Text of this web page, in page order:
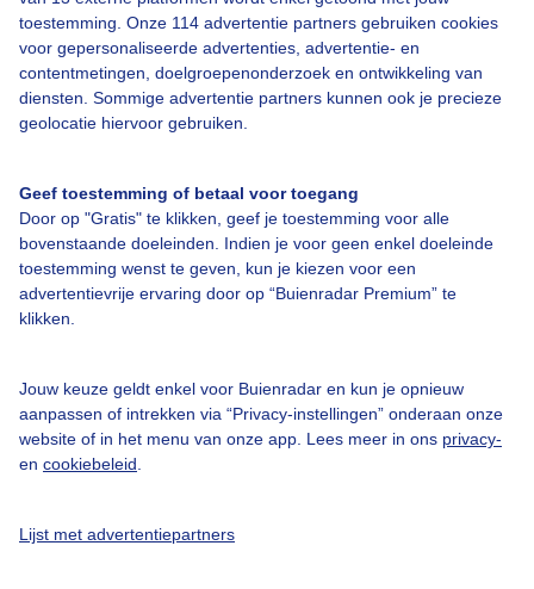
toestemming. Onze 114 advertentie partners gebruiken cookies
voor gepersonaliseerde advertenties, advertentie- en
contentmetingen, doelgroepenonderzoek en ontwikkeling van
diensten. Sommige advertentie partners kunnen ook je precieze
geolocatie hiervoor gebruiken.
Geef toestemming of betaal voor toegang
Door op "Gratis" te klikken, geef je toestemming voor alle
bovenstaande doeleinden. Indien je voor geen enkel doeleinde
toestemming wenst te geven, kun je kiezen voor een
advertentievrije ervaring door op “Buienradar Premium” te
klikken.
Jouw keuze geldt enkel voor Buienradar en kun je opnieuw
aanpassen of intrekken via “Privacy-instellingen” onderaan onze
website of in het menu van onze app. Lees meer in ons privacy-
en cookiebeleid
Lijst met advertentiepartners
Bedrijfsgegevens
Veelgestelde vragen
Contact
Adverteren
Buienradar Team
Cookie beleid